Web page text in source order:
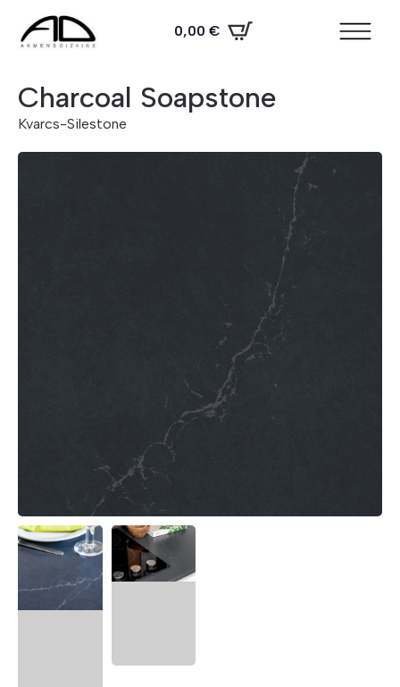
0,00 €
Charcoal Soapstone
Kvarcs-Silestone